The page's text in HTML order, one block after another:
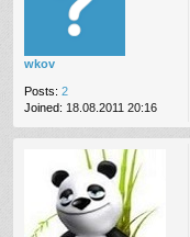
wkov
Posts: 2
Joined: 18.08.2011 20:16